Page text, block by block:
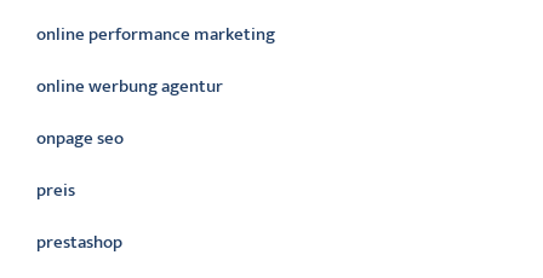
online performance marketing
online werbung agentur
onpage seo
preis
prestashop